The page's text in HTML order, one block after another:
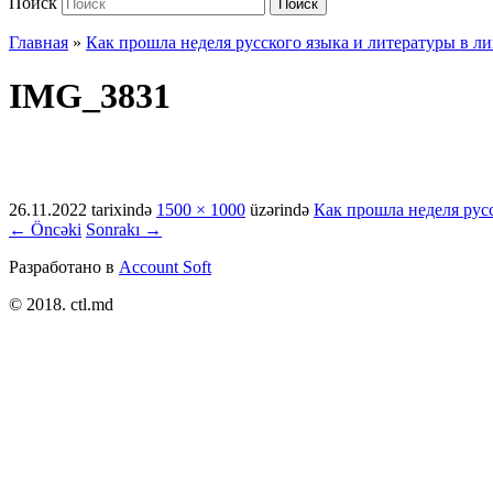
Поиск
Главная » Как прошла неделя русского языка и литературы в
IMG_3831
26.11.2022 tarixində 1500 × 1000 üzərində Как прошла неделя
← Öncəki Sonrakı →
Разработано в Account Soft
© 2018. ctl.md